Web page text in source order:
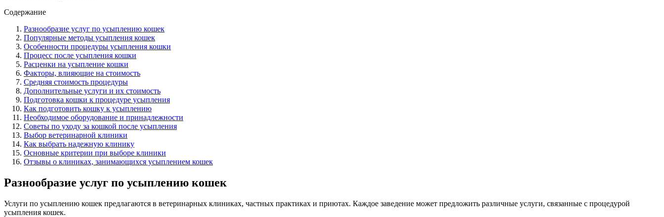
Содержание
Разнообразие услуг по усыплению кошек
Популярные методы усыпления кошек
Особенности процедуры усыпления кошки
Процесс после усыпления кошки
Расценки на усыпление кошки
Факторы, влияющие на стоимость
Средняя стоимость процедуры
Дополнительные услуги и их стоимость
Подготовка кошки к процедуре усыпления
Как подготовить кошку к усыплению
Необходимое оборудование и принадлежности
Советы по уходу за кошкой после усыпления
Выбор ветеринарной клиники
Как выбрать надежную клинику
Основные критерии при выборе клиники
Отзывы о клиниках, занимающихся усыплением кошек
Разнообразие услуг по усыплению кошек
Услуги по усыплению кошек предлагаются в ветеринарных клиниках, частных практиках и приютах. Каждое заведение может предложить различные услуги, связанные с процедурой
усыпления кошек.